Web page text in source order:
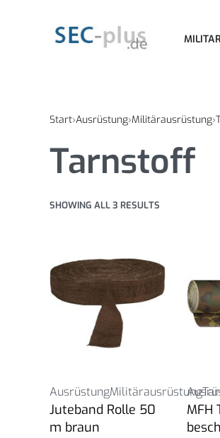
Start›Ausrüstung›Militärausrüstung›
Tarnstoff
SHOWING ALL 3 RESULTS
AusrüstungMilitärausrüstung
Juteband Rolle 50
m braun
MFH